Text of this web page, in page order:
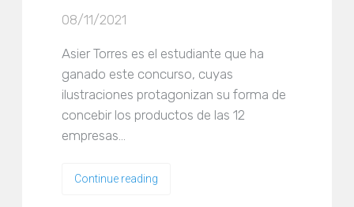
08/11/2021
Asier Torres es el estudiante que ha
ganado este concurso, cuyas
ilustraciones protagonizan su forma de
concebir los productos de las 12
empresas…
Continue reading